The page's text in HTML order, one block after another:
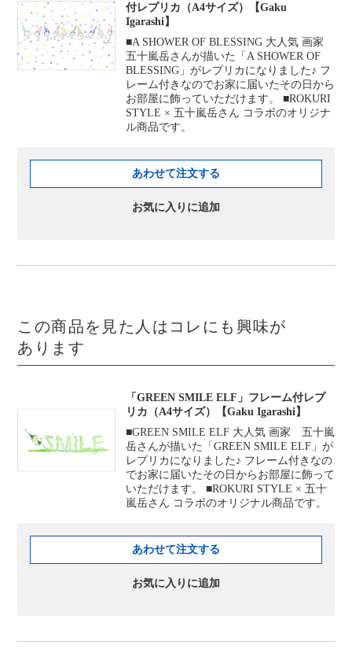
付レプリカ（A4サイズ）【Gaku
Igarashi】
■A SHOWER OF BLESSING 大人気 画家
五十嵐岳さんが描いた「A SHOWER OF
BLESSING」がレプリカになりました♪ フ
レーム付きなのでお家に届いたその日から
お部屋に飾っていただけます。 ■ROKURI
STYLE × 五十嵐岳さん コラボのオリジナ
ル商品です。
あわせて注文する
お気に入りに追加
この商品を見た人はコレにも興味が
あります
「GREEN SMILE ELF」フレーム付レプ
リカ（A4サイズ）【Gaku Igarashi】
■GREEN SMILE ELF 大人気 画家 五十嵐
岳さんが描いた「GREEN SMILE ELF」が
レプリカになりました♪ フレーム付きなの
でお家に届いたその日からお部屋に飾って
いただけます。 ■ROKURI STYLE × 五十
嵐岳さん コラボのオリジナル商品です。
あわせて注文する
お気に入りに追加